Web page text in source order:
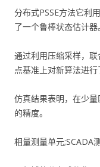
分布式PSSE方法它利
了一个鲁棒状态估计器。
通过利用压缩采样，
点基准上对新算法进行
仿真结果表明，在少
的精度。
相量测量单元;SCADA